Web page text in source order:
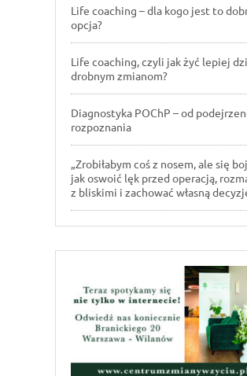
Life coaching – dla kogo jest to
opcja?
Life coaching, czyli jak żyć lepiej
drobnym zmianom?
Diagnostyka POChP – od
rozpoznania
„Zrobiłabym coś z nosem, ale się
jak oswoić lęk przed operacją,
z bliskimi i zachować własną